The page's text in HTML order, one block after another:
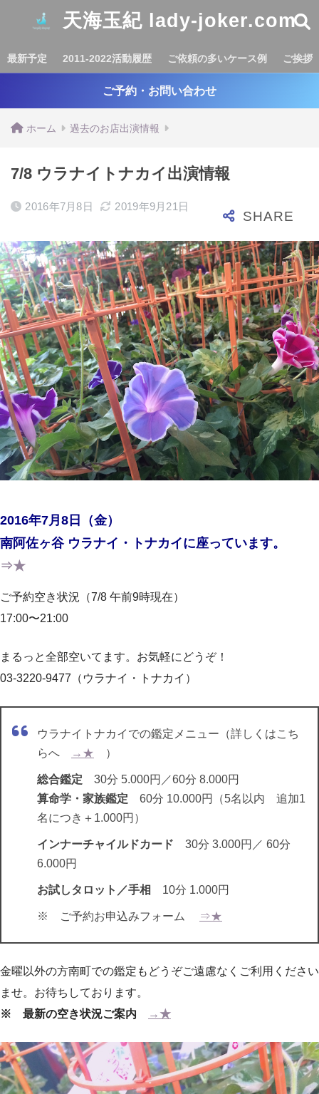
天海玉紀 lady-joker.com
最新予定 2011-2022活動履歴 ご依頼の多いケース例 ご挨拶
ご予約・お問い合わせ
ホーム 過去のお店出演情報
7/8 ウラナイトナカイ出演情報
2016年7月8日 2019年9月21日
2016年7月8日（金）
南阿佐ヶ谷 ウラナイ・トナカイに座っています。
⇒★
ご予約空き状況（7/8 午前9時現在）
17:00〜21:00
まるっと全部空いてます。お気軽にどうぞ！
03-3220-9477（ウラナイ・トナカイ）
ウラナイトナカイでの鑑定メニュー（詳しくはこち
らへ
→★ ）
総合鑑定 30分 5.000円／60分 8.000円
算命学・家族鑑定 60分 10.000円（5名以内 追加1
名につき＋1.000円）
インナーチャイルドカード 30分 3.000円／ 60分
6.000円
お試しタロット／手相 10分 1.000円
※ ご予約お申込みフォーム ⇒★
金曜以外の方南町での鑑定もどうぞご遠慮なくご利用ください
ませ。お待ちしております。
※ 最新の空き状況ご案内
→★